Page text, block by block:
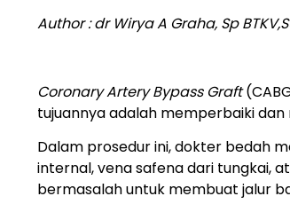
Author : dr Wirya A Graha, Sp
Coronary Artery Bypass Graft
tujuannya adalah memperbaiki
Dalam prosedur ini, dokter bedah
internal, vena safena dari tungkai,
bermasalah untuk membuat jalur